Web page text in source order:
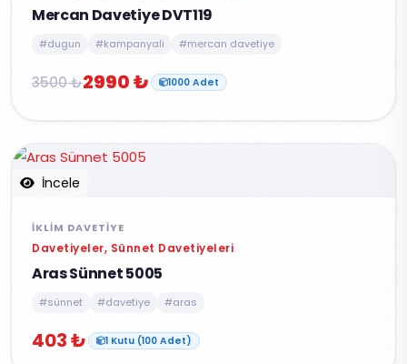
Mercan Davetiye DVT119
#dugun #kampanyali #mercan davetiye
3500 ₺2990 ₺ 1000 Adet
İncele
İKLIM DAVETIYE
Davetiyeler, Sünnet Davetiyeleri
Aras Sünnet 5005
#sünnet #davetiye #aras
403 ₺ 1 Kutu (100 Adet)